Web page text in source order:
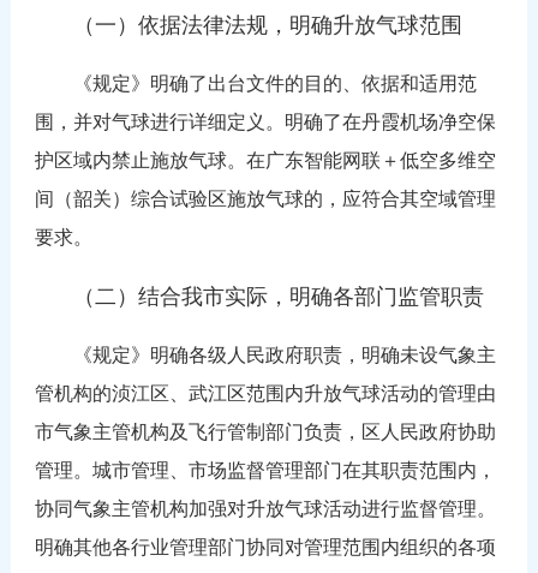
（一）依据法律法规，明确升放气球范围
《规定》明确了出台文件的目的、依据和适用范
围，并对气球进行详细定义。明确了在丹霞机场净空保
护区域内禁止施放气球。在广东智能网联＋低空多维空
间（韶关）综合试验区施放气球的，应符合其空域管理
要求。
（二）结合我市实际，明确各部门监管职责
《规定》明确各级人民政府职责，明确未设气象主
管机构的浈江区、武江区范围内升放气球活动的管理由
市气象主管机构及飞行管制部门负责，区人民政府协助
管理。城市管理、市场监督管理部门在其职责范围内，
协同气象主管机构加强对升放气球活动进行监督管理。
明确其他各行业管理部门协同对管理范围内组织的各项